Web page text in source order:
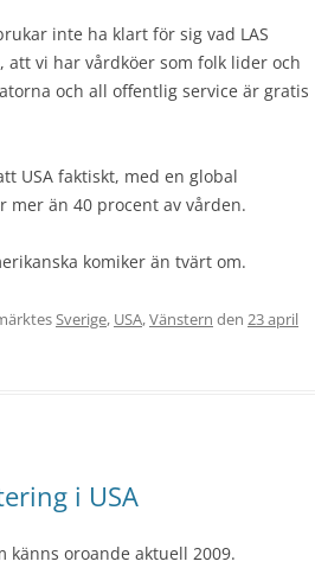
inte ha klart för sig vad LAS
vi har vårdköer som folk lider och
och all offentlig service är gratis
USA faktiskt, med en global
än 40 procent av vården.
komiker än tvärt om.
Sverige, USA,Vänstern den 23 april
i USA
känns oroande aktuell 2009.